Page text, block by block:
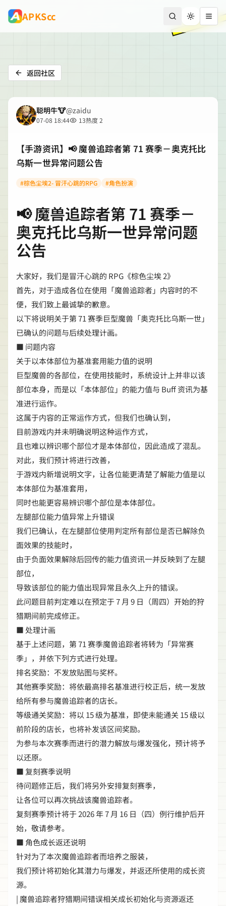
APKScc 切换主题打开
返回社区
聪明牛🐮@zaidu
07-08 18:44 13热度2
【手游资讯】📢 魔兽追踪者第 71 赛季－奥克托比
乌斯一世异常问题公告
#棕色尘埃2- 冒汗心跳的RPG #角色扮演
📢 魔兽追踪者第 71 赛季－
奥克托比乌斯一世异常问题
公告
大家好，我们是冒汗心跳的 RPG《棕色尘埃 2》
首先，对于造成各位在使用「魔兽追踪者」内容时的不
便，我们致上最诚挚的歉意。
以下将说明关于第 71 赛季巨型魔兽「奥克托比乌斯一世」
已确认的问题与后续处理计画。
■ 问题内容
关于以本体部位为基准套用能力值的说明
巨型魔兽的各部位，在使用技能时，系统设计上并非以该
部位本身，而是以「本体部位」的能力值与 Buff 资讯为基
准进行运作。
这属于内容的正常运作方式，但我们也确认到，
目前游戏内并未明确说明这种运作方式，
且也难以辨识哪个部位才是本体部位，因此造成了混乱。
对此，我们预计将进行改善，
于游戏内新增说明文字，让各位能更清楚了解能力值是以
本体部位为基准套用，
同时也能更容易辨识哪个部位是本体部位。
左腿部位能力值异常上升错误
我们已确认，在左腿部位使用判定所有部位是否已解除负
面效果的技能时，
由于负面效果解除后回传的能力值资讯一并反映到了左腿
部位，
导致该部位的能力值出现异常且永久上升的错误。
此问题目前判定难以在预定于 7 月 9 日（周四）开始的狩
猎期间前完成修正。
■ 处理计画
基于上述问题，第 71 赛季魔兽追踪者将转为「异常赛
季」，并依下列方式进行处理。
排名奖励：不发放贴图与奖杯。
其他赛季奖励：将依最高排名基准进行校正后，统一发放
给所有参与魔兽追踪者的店长。
等级通关奖励：将以 15 级为基准，即使未能通关 15 级以
前阶段的店长，也将补发该区间奖励。
为参与本次赛季而进行的潜力解放与爆发强化，预计将予
以还原。
■ 复刻赛季说明
待问题修正后，我们将另外安排复刻赛季，
让各位可以再次挑战该魔兽追踪者。
复刻赛季预计将于 2026 年 7 月 16 日（四）例行维护后开
始，敬请参考。
■ 角色成长返还说明
针对为了本次魔兽追踪者而培养之服装，
我们预计将初始化其潜力与爆发，并返还所使用的成长资
源。
| 魔兽追踪者狩猎期间错误相关成长初始化与资源返还